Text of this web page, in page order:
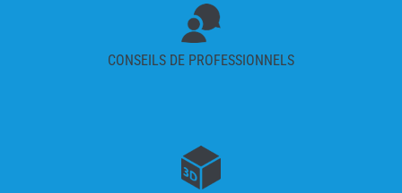
CONSEILS DE PROFESSIONNELS